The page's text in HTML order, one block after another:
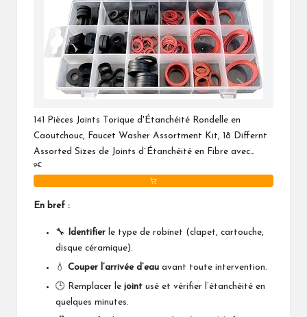
141 Pièces Joints Torique d'Étanchéité Rondelle en
Caoutchouc, Faucet Washer Assortment Kit, 18 Differnt
Assorted Sizes de Joints d`Étanchéité en Fibre avec
Boîte de Rangement
9€
En bref :
🔧 Identifier le type de robinet (clapet, cartouche,
disque céramique).
💧 Couper l’arrivée d’eau avant toute intervention.
🕒 Remplacer le joint usé et vérifier l’étanchéité en
quelques minutes.